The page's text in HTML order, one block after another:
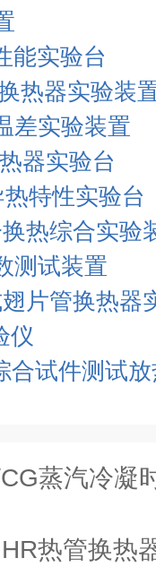
能实验台
热器实验装
差实验装置
器实验台
特性实验台
热综合实验
测试装置
片管换热器
仪
合试件测试
汽冷凝时传热和给
热管换热器实